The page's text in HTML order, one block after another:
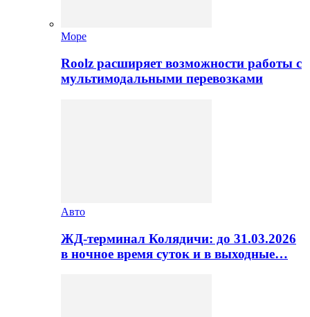
Море
Roolz расширяет возможности работы с
мультимодальными перевозками
Авто
ЖД-терминал Колядичи: до 31.03.2026
в ночное время суток и в выходные…